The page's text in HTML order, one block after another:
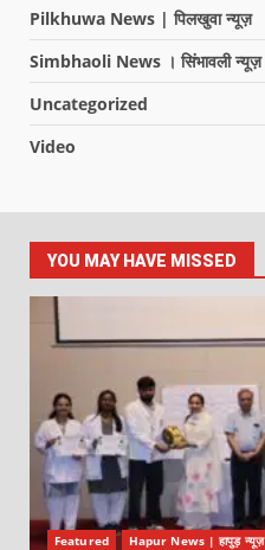
Pilkhuwa News | पिलखुवा न्यूज़
Simbhaoli News । सिंभावली न्यूज़
Uncategorized
Video
YOU MAY HAVE MISSED
Featured Hapur News | हापुड़ न्यूज़